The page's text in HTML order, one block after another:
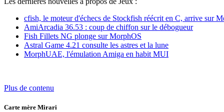
cfish, le moteur d'échecs de Stockfish réécrit en C, arrive sur
AmiArcadia 36.53 : coup de chiffon sur le débogueur
Fish Fillets NG plonge sur MorphOS
Astral Game 4.21 consulte les astres et la lune
MorphUAE, l'émulation Amiga en habit MUI
Plus de contenu
Carte mère Mirari